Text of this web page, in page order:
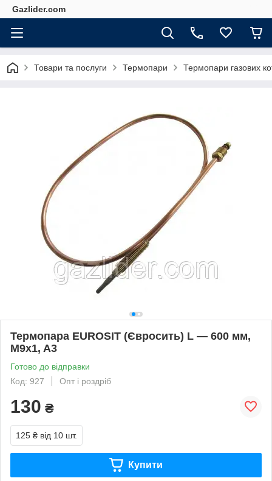
Gazlider.com
Товари та послуги Термопари Термопари газових
Термопара EUROSIT (Євросить) L — 600 мм,
M9x1, A3
Готово до відправки
Код: 927
Опт і роздріб
130 ₴
125 ₴ від 10 шт.
Купити